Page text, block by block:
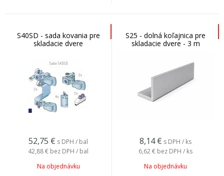
S40SD - sada kovania pre
skladacie dvere
52,75 € s DPH / bal
42,88 € bez DPH / bal
Na objednávku
S25 - dolná koľajnica pre
skladacie dvere - 3 m
8,14 € s DPH / ks
6,62 € bez DPH / ks
Na objednávku